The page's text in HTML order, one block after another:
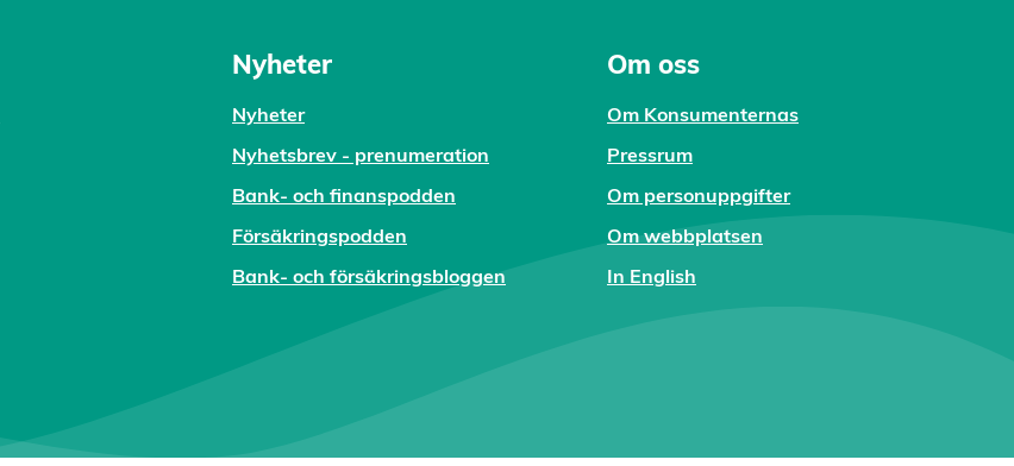
Nyheter
Nyheter
Nyhetsbrev - prenumeration
Bank- och finanspodden
Försäkringspodden
Bank- och försäkringsbloggen
Om oss
Om Konsumenternas
Pressrum
Om personuppgifter
Om webbplatsen
In English